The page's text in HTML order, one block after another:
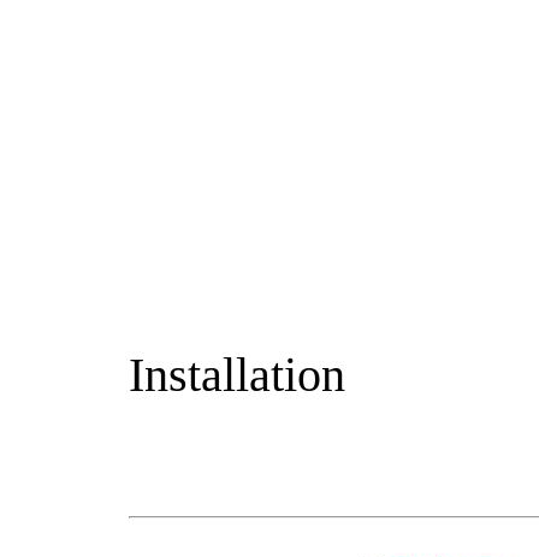
Installation